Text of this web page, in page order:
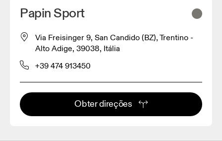
Papin Sport
Via Freisinger 9, San Candido (BZ), Trentino -
Alto Adige, 39038, Itália
+39 474 913450
Obter direções